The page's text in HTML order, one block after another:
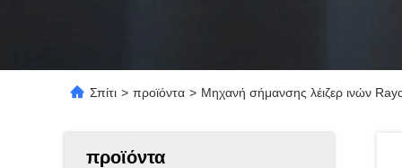
Σπίτι > προϊόντα > Μηχανή σήμανσης λέιζερ ινών
προϊόντα